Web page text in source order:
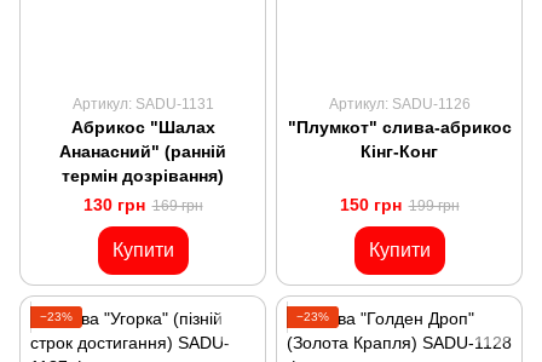
Артикул: SADU-1131
Абрикос "Шалах
Ананасний" (ранній
термін дозрівання)
130 грн 169 грн
Купити
Артикул: SADU-1126
"Плумкот" слива-абрикос
Кінг-Конг
150 грн 199 грн
Купити
−23% −23%